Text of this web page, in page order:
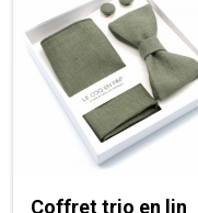
Coffret trio en lin